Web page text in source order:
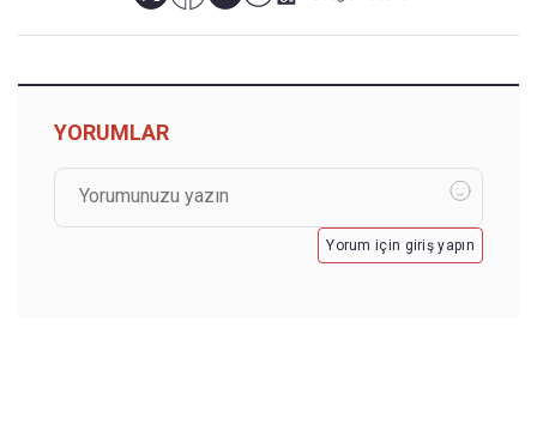
YORUMLAR
Yorum için giriş yapın